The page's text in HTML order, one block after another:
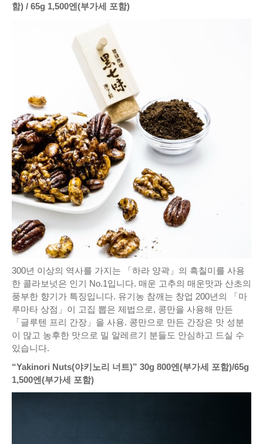
함) / 65g 1,500엔(부가세 포함)
300년 이상의 역사를 가지는 「하라 양곽」의 흑칠미를 사용
한 콜라보넛은 인기 No.1입니다. 매운 고추의 매운맛과 산초의
풍부한 향기가 특징입니다. 유기농 참깨는 창업 200년의 「마
루마타 상점」이 고집 뽑은 제법으로, 콩만을 사용해 만든
「글루텐 프리 간장」을 사용. 콩만으로 만든 간장은 맛 성분
이 많고 농후한 맛으로 밀 알레르기 분들도 안심하고 드실 수
있습니다.
“Yakinori Nuts(야키노리 너트)” 30g 800엔(부가세 포함)/65g
1,500엔(부가세 포함)